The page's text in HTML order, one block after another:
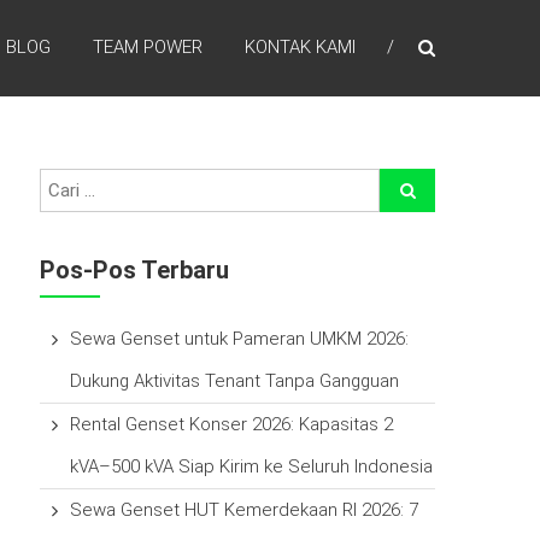
BLOG TEAM POWER KONTAK KAMI
Pos-Pos Terbaru
Sewa Genset untuk Pameran UMKM 2026:
Dukung Aktivitas Tenant Tanpa Gangguan
Rental Genset Konser 2026: Kapasitas 2
kVA–500 kVA Siap Kirim ke Seluruh Indonesia
Sewa Genset HUT Kemerdekaan RI 2026: 7